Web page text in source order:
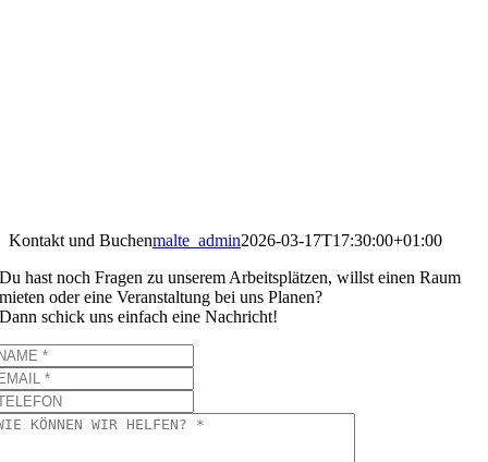
Kontakt und Buchenmalte_admin2026-03-17T17:30:00+01:00
Du hast noch Fragen zu unserem Arbeitsplätzen, willst einen Raum
mieten oder eine Veranstaltung bei uns Planen?
Dann schick uns einfach eine Nachricht!